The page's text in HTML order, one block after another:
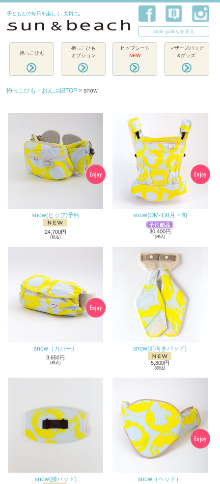
子どもとの毎日を楽しく､大切に｡
style galleryを見る
抱っこひも
抱っこひも
オプション
ヒップシート
NEW
マザーズバッグ
&グッズ
抱っこひも・おんぶ紐TOP > snow
snow(ヒップ)予約
24,700円
(税込)
snow(OM-1)8月下旬
30,400円
(税込)
snow（カバー）
3,650円
(税込)
snow(前向きパッド)
5,800円
(税込)
snow(腰パッド) snow（ヘッド）